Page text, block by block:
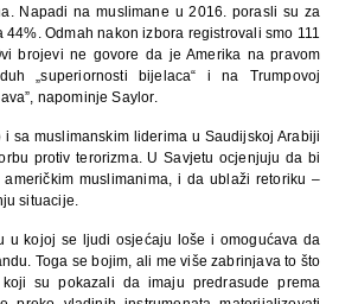
Napadi na muslimane u 2016. porasli su za
Odmah nakon izbora registrovali smo 111
brojevi ne govore da je Amerika na pravom
„superiornosti bijelaca“ i na Trumpovoj
napominje Saylor.
sa muslimanskim liderima u Saudijskoj Arabiji
protiv terorizma. U Savjetu ocjenjuju da bi
muslimanima, i da ublaži retoriku –
situacije.
u kojoj se ljudi osjećaju loše i omogućava da
Toga se bojim, ali me više zabrinjava to što
su pokazali da imaju predrasude prema